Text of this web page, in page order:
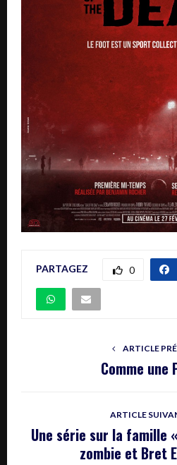
PARTAGEZ 0
ARTICLE
Comme une
ARTICLE
Une série sur la famille
zombie et Bret